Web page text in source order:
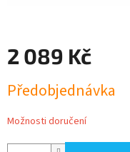
2 089 Kč
cena:
Předobjednávka
Možnosti doručení